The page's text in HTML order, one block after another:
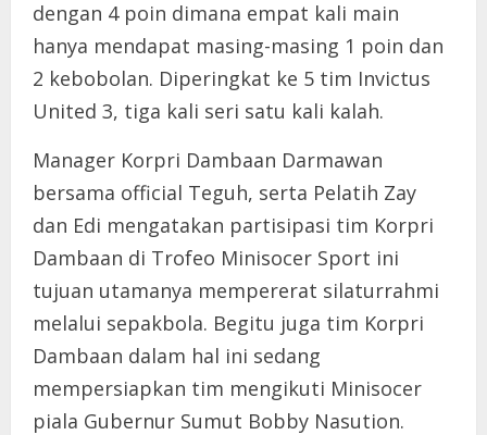
dengan 4 poin dimana empat kali main
hanya mendapat masing-masing 1 poin dan
2 kebobolan. Diperingkat ke 5 tim Invictus
United 3, tiga kali seri satu kali kalah.
Manager Korpri Dambaan Darmawan
bersama official Teguh, serta Pelatih Zay
dan Edi mengatakan partisipasi tim Korpri
Dambaan di Trofeo Minisocer Sport ini
tujuan utamanya mempererat silaturrahmi
melalui sepakbola. Begitu juga tim Korpri
Dambaan dalam hal ini sedang
mempersiapkan tim mengikuti Minisocer
piala Gubernur Sumut Bobby Nasution.